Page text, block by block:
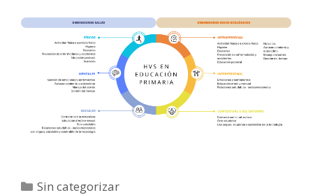
Categories
Sin categorizar